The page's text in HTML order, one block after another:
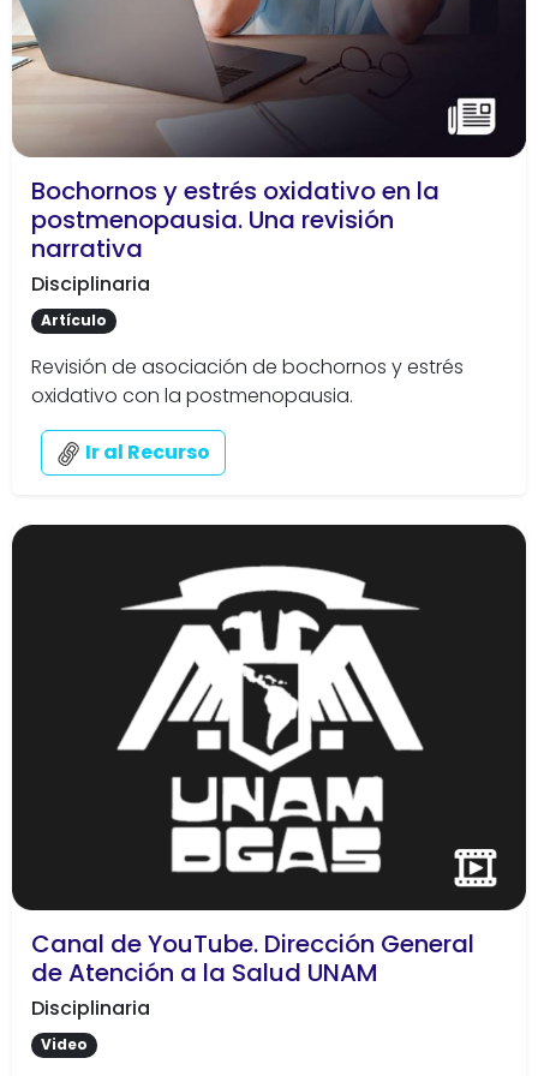
Bochornos y estrés oxidativo en la
postmenopausia. Una revisión
narrativa
Disciplinaria
Artículo
Revisión de asociación de bochornos y estrés
oxidativo con la postmenopausia.
Ir al Recurso
Canal de YouTube. Dirección General
de Atención a la Salud UNAM
Disciplinaria
Video